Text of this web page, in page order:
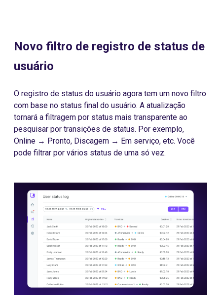
Novo filtro de registro de status de
usuário
O registro de status do usuário agora tem um novo filtro
com base no status final do usuário. A atualização
tornará a filtragem por status mais transparente ao
pesquisar por transições de status. Por exemplo,
Online → Pronto, Discagem → Em serviço, etc. Você
pode filtrar por vários status de uma só vez.